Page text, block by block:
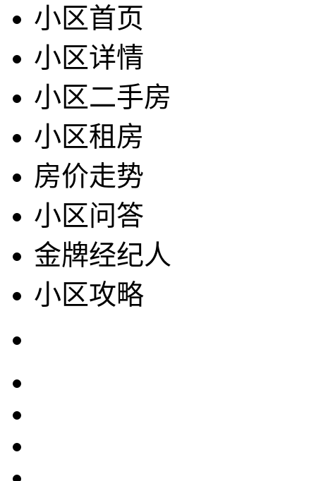
小区首页
小区详情
小区二手房
小区租房
房价走势
小区问答
金牌经纪人
小区攻略